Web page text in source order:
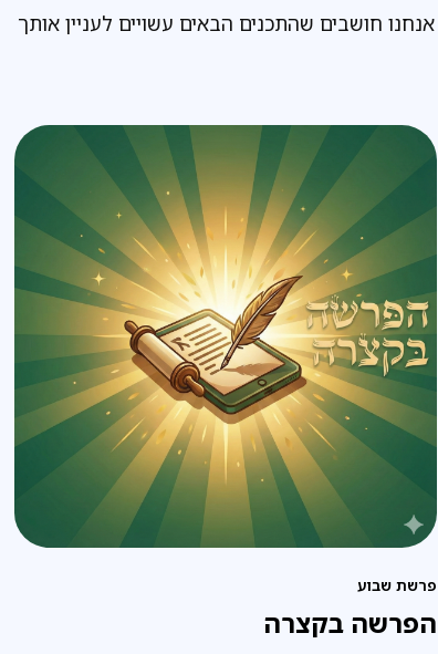
אנחנו חושבים שהתכנים הבאים עשויים לעניין אותך
פרשת שבוע
הפרשה בקצרה